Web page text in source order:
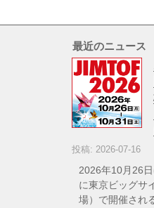
最近のニュース
投稿: 2026-07-16
2026年10月26
に東京ビッグサ
場）で開催され